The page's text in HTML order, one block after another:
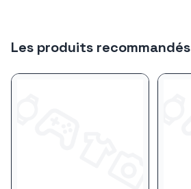
Les produits recommandés